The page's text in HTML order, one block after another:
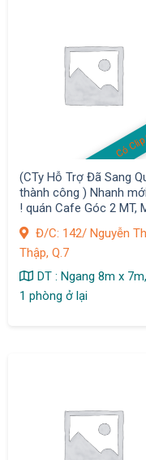
Có
(CTy Hỗ Trợ Đã Sang
thành công ) Nhanh
! quán Cafe Góc 2 MT,
có 5,8 tr/ tháng , D/thu
tr/ ngày
Đ/C: 142/ Nguyễn
Thập, Q.7
DT : Ngang 8m x
1 phòng ở lại